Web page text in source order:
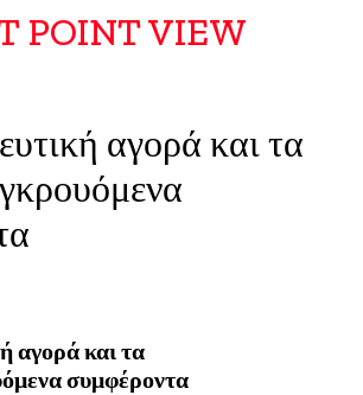
POINT VIEW
αγορά και τα
αγορά και τα
συμφέροντα